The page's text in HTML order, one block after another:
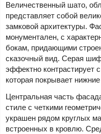
Величественный шато,
представляет собой
замковой архитектуры.
монументален, с
бокам, придающими
сказочный вид. Серая
эффектно контрастирует
которая покрывает
Центральная часть
стиле с четкими
украшен рядом круглых
встроенных в кровлю.